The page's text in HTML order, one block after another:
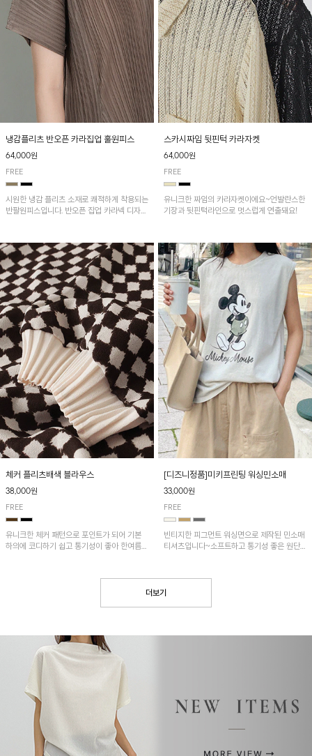
냉감플리츠 반오픈 카라집업 훌원피스
64,000원
FREE
시원한 냉감 플리츠 소재로 쾌적하게 착용되는
반팔원피스입니다. 반오픈 집업 카라넥 디자인
줘요~
스카시짜임 뒷핀턱 카라자켓
64,000원
FREE
유니크한 짜임의 카라자켓이에요~언발란스한
기장과 뒷핀턱라인으로 멋스럽게 연출돼요!
체커 플리츠배색 블라우스
38,000원
FREE
유니크한 체커 패턴으로 포인트가 되어 기본
하의에 코디하기 쉽고 통기성이 좋아 한여름에
[디즈니정품]미키프린팅 워싱민소매
33,000원
FREE
빈티지한 피그먼트 워싱면으로 제작된 민소매
티셔츠입니다~소프트하고 통기성 좋은 원단
더보기